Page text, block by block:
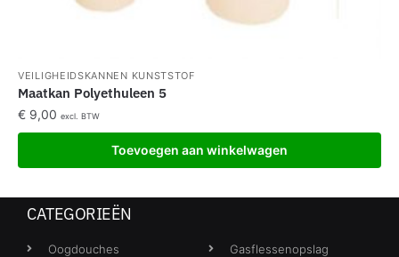
VEILIGHEIDSKANNEN KUNSTSTOF
Maatkan Polyethuleen 5
€ 9,00 excl. BTW
Toevoegen aan winkelwagen
CATEGORIEËN
Oogdouches
Gasflessenopslag